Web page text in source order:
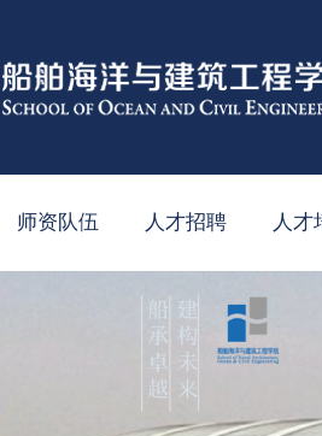
师资队伍 人才招聘 人才